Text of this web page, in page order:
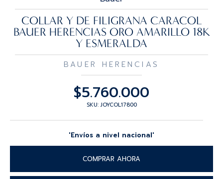
COLLAR Y DE FILIGRANA CARACOL
BAUER HERENCIAS ORO AMARILLO 18K
Y ESMERALDA
BAUER HERENCIAS
$5.760.000
SKU: JOYCOL17800
'Envíos a nivel nacional'
COMPRAR AHORA